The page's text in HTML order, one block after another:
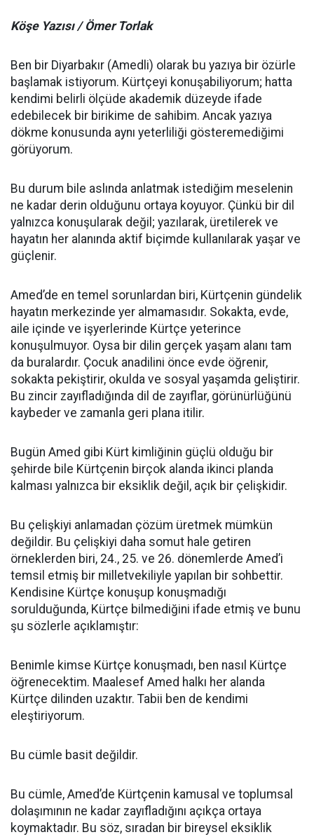
Köşe Yazısı / Ömer Torlak
Ben bir Diyarbakır (Amedli) olarak bu yazıya bir özürle
başlamak istiyorum. Kürtçeyi konuşabiliyorum; hatta
kendimi belirli ölçüde akademik düzeyde ifade
edebilecek bir birikime de sahibim. Ancak yazıya
dökme konusunda aynı yeterliliği gösteremediğimi
görüyorum.
Bu durum bile aslında anlatmak istediğim meselenin
ne kadar derin olduğunu ortaya koyuyor. Çünkü bir dil
yalnızca konuşularak değil; yazılarak, üretilerek ve
hayatın her alanında aktif biçimde kullanılarak yaşar ve
güçlenir.
Amed’de en temel sorunlardan biri, Kürtçenin gündelik
hayatın merkezinde yer almamasıdır. Sokakta, evde,
aile içinde ve işyerlerinde Kürtçe yeterince
konuşulmuyor. Oysa bir dilin gerçek yaşam alanı tam
da buralardır. Çocuk anadilini önce evde öğrenir,
sokakta pekiştirir, okulda ve sosyal yaşamda geliştirir.
Bu zincir zayıfladığında dil de zayıflar, görünürlüğünü
kaybeder ve zamanla geri plana itilir.
Bugün Amed gibi Kürt kimliğinin güçlü olduğu bir
şehirde bile Kürtçenin birçok alanda ikinci planda
kalması yalnızca bir eksiklik değil, açık bir çelişkidir.
Bu çelişkiyi anlamadan çözüm üretmek mümkün
değildir. Bu çelişkiyi daha somut hale getiren
örneklerden biri, 24., 25. ve 26. dönemlerde Amed’i
temsil etmiş bir milletvekiliyle yapılan bir sohbettir.
Kendisine Kürtçe konuşup konuşmadığı
sorulduğunda, Kürtçe bilmediğini ifade etmiş ve bunu
şu sözlerle açıklamıştır:
Benimle kimse Kürtçe konuşmadı, ben nasıl Kürtçe
öğrenecektim. Maalesef Amed halkı her alanda
Kürtçe dilinden uzaktır. Tabii ben de kendimi
eleştiriyorum.
Bu cümle basit değildir.
Bu cümle, Amed’de Kürtçenin kamusal ve toplumsal
dolaşımının ne kadar zayıfladığını açıkça ortaya
koymaktadır. Bu söz, sıradan bir bireysel eksiklik